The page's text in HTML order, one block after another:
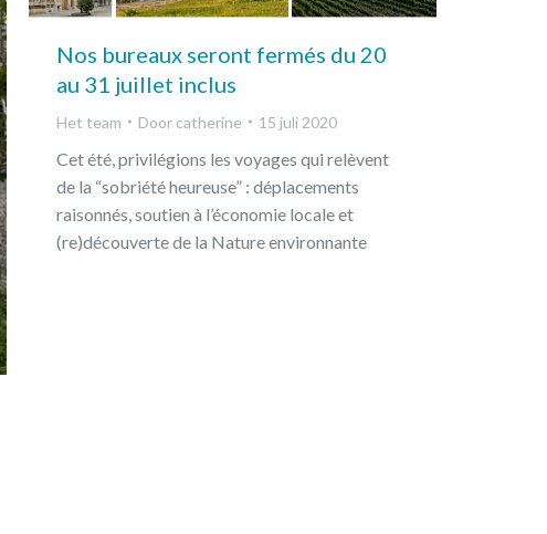
Nos bureaux seront fermés du 20
au 31 juillet inclus
Het team Door catherine 15 juli 2020
Cet été, privilégions les voyages qui relèvent
de la “sobriété heureuse” : déplacements
raisonnés, soutien à l’économie locale et
(re)découverte de la Nature environnante